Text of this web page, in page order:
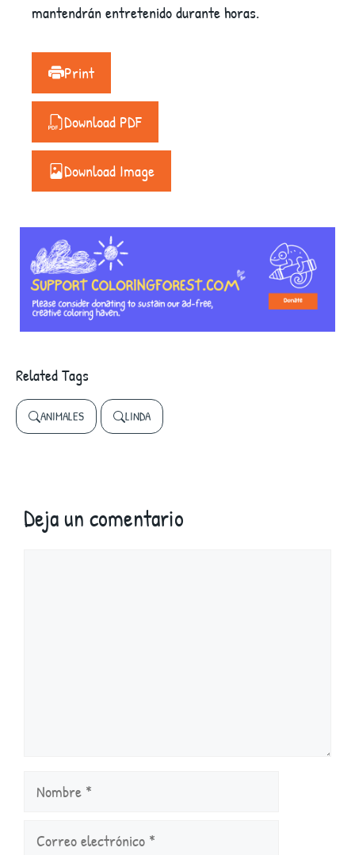
mantendrán entretenido durante horas.
Print
Download PDF
Download Image
Related Tags
ANIMALES LINDA
Deja un comentario
Nombre
Correo